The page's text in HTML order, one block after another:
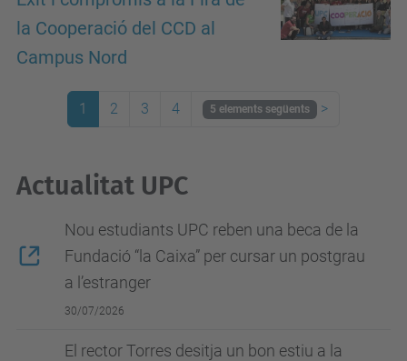
la Cooperació del CCD al
Campus Nord
1 2 3 4 5 elements següents >
Actualitat UPC
Nou estudiants UPC reben una beca de la
Fundació “la Caixa” per cursar un postgrau
a l’estranger
30/07/2026
El rector Torres desitja un bon estiu a la